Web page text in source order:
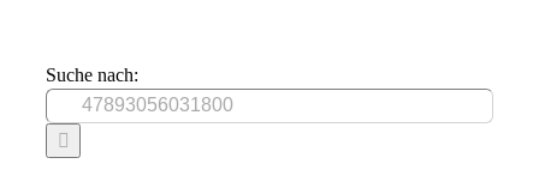
Suche nach: